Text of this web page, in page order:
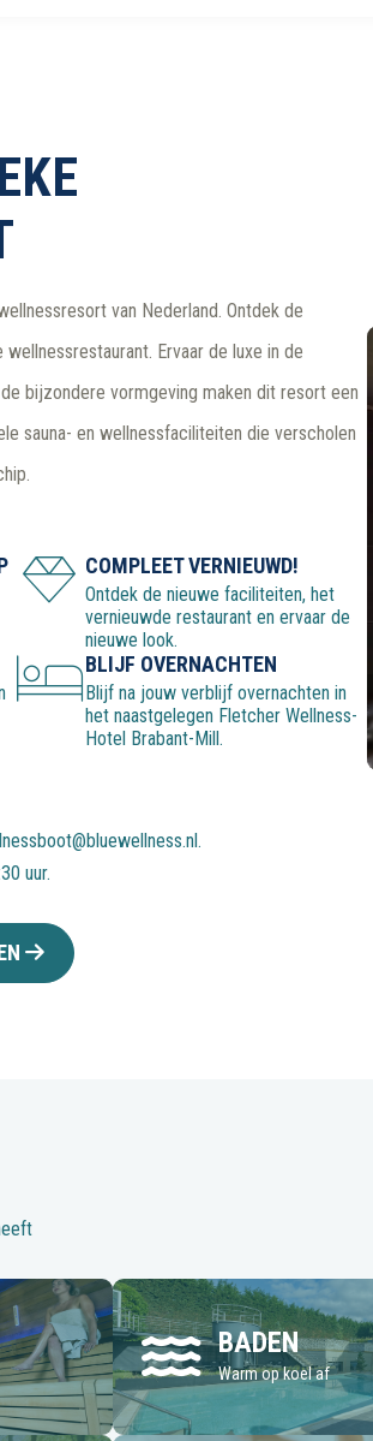
van Nederland. Ontdek de
Ervaar de luxe in de
bijzondere vormgeving maken dit resort een
sauna- en wellnessfaciliteiten die verscholen
COMPLEET VERNIEUWD!
Ontdek de nieuwe faciliteiten, het
vernieuwde restaurant en ervaar de
nieuwe look.
BLIJF OVERNACHTEN
Blijf na jouw verblijf overnachten in
het naastgelegen Fletcher Wellness-
Hotel Brabant-Mill.
.
uur.
BADEN
Warm op koel af